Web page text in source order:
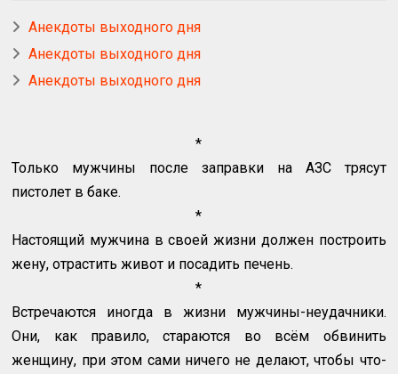
Анекдоты выходного дня
Анекдоты выходного дня
Анекдоты выходного дня
*
Только мужчины после заправки на АЗС трясут
пистолет в баке.
*
Настоящий мужчина в своей жизни должен построить
жену, отрастить живот и посадить печень.
*
Встречаются иногда в жизни мужчины-неудачники.
Они, как правило, стараются во всём обвинить
женщину, при этом сами ничего не делают, чтобы что-